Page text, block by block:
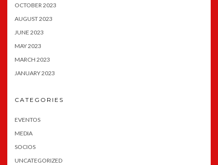
OCTOBER 2023
AUGUST 2023
JUNE 2023
MAY 2023
MARCH 2023
JANUARY 2023
CATEGORIES
EVENTOS
MEDIA
SOCIOS
UNCATEGORIZED